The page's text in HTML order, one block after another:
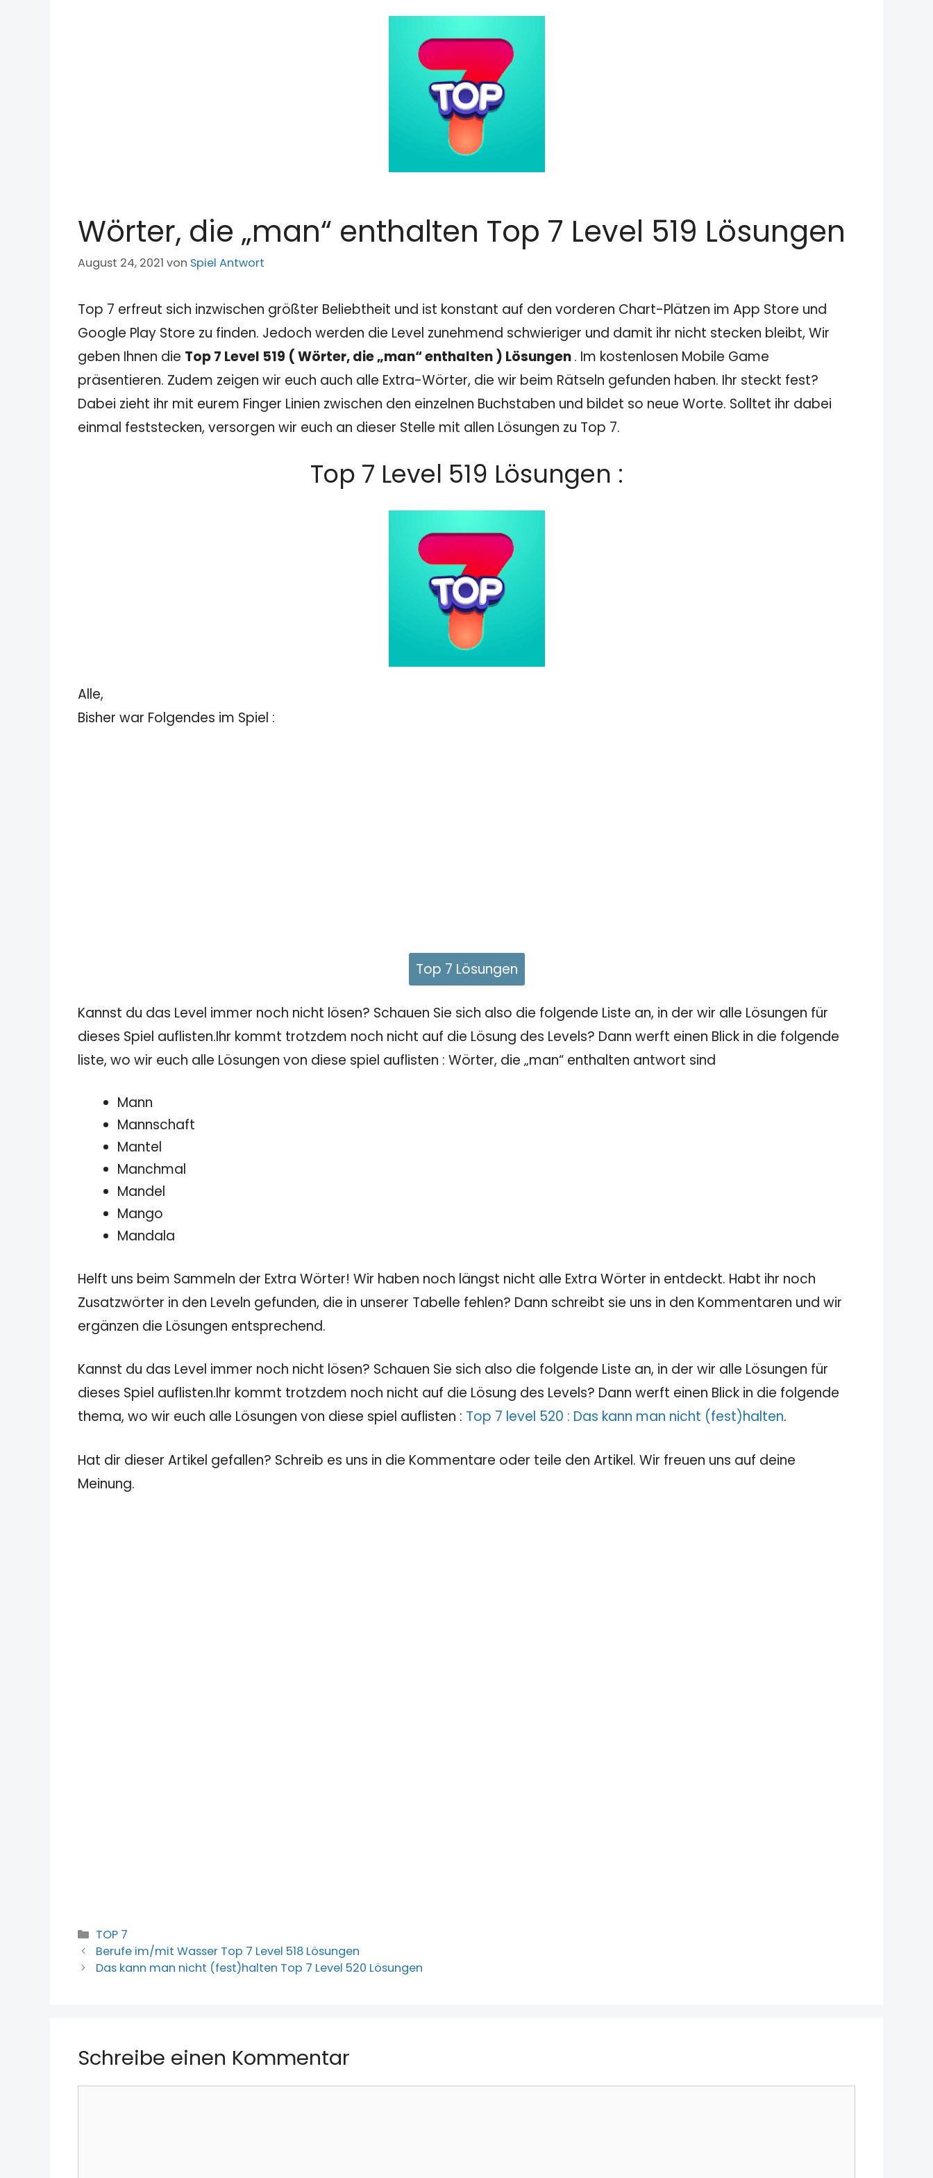
Wörter, die „man“ enthalten Top 7 Level 519 Lösungen
August 24, 2021 von Spiel Antwort
Top 7 erfreut sich inzwischen größter Beliebtheit und ist konstant auf den vorderen Chart-Plätzen im App Store und
Google Play Store zu finden. Jedoch werden die Level zunehmend schwieriger und damit ihr nicht stecken bleibt, Wir
geben Ihnen die Top 7 Level 519 ( Wörter, die „man“ enthalten ) Lösungen. Im kostenlosen Mobile Game
präsentieren. Zudem zeigen wir euch auch alle Extra-Wörter, die wir beim Rätseln gefunden haben. Ihr steckt fest?
Dabei zieht ihr mit eurem Finger Linien zwischen den einzelnen Buchstaben und bildet so neue Worte. Solltet ihr dabei
einmal feststecken, versorgen wir euch an dieser Stelle mit allen Lösungen zu Top 7.
Top 7 Level 519 Lösungen :
Alle,
Bisher war Folgendes im Spiel :
Top 7 Lösungen
Kannst du das Level immer noch nicht lösen? Schauen Sie sich also die folgende Liste an, in der wir alle Lösungen für
dieses Spiel auflisten.Ihr kommt trotzdem noch nicht auf die Lösung des Levels? Dann werft einen Blick in die folgende
liste, wo wir euch alle Lösungen von diese spiel auflisten : Wörter, die „man“ enthalten antwort sind
Mann
Mannschaft
Mantel
Manchmal
Mandel
Mango
Mandala
Helft uns beim Sammeln der Extra Wörter! Wir haben noch längst nicht alle Extra Wörter in entdeckt. Habt ihr noch
Zusatzwörter in den Leveln gefunden, die in unserer Tabelle fehlen? Dann schreibt sie uns in den Kommentaren und wir
ergänzen die Lösungen entsprechend.
Kannst du das Level immer noch nicht lösen? Schauen Sie sich also die folgende Liste an, in der wir alle Lösungen für
dieses Spiel auflisten.Ihr kommt trotzdem noch nicht auf die Lösung des Levels? Dann werft einen Blick in die folgende
thema, wo wir euch alle Lösungen von diese spiel auflisten : Top 7 level 520 : Das kann man nicht (fest)halten.
Hat dir dieser Artikel gefallen? Schreib es uns in die Kommentare oder teile den Artikel. Wir freuen uns auf deine
Meinung.
Kategorien
TOP 7
Berufe im/mit Wasser Top 7 Level 518 Lösungen
Das kann man nicht (fest)halten Top 7 Level 520 Lösungen
Schreibe einen Kommentar